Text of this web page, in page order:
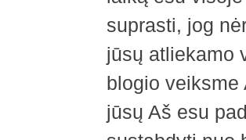
suprasti, jog
jūsų atliekamo
blogio
jūsų Aš esu